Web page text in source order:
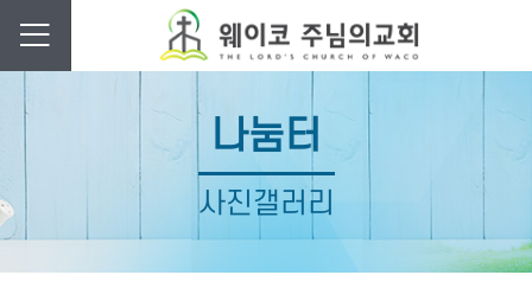
나눔터
사진갤러리